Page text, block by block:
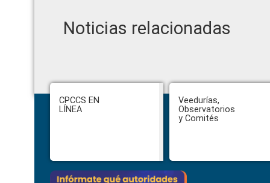
Noticias relacionadas
Footer
CPCCS EN
LÍNEA
Veedurías,
Observatorios
y Comités